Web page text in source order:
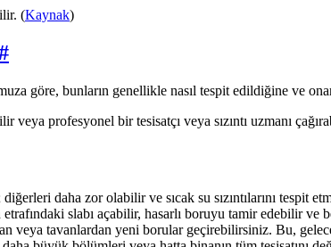
(Kaynak)
göre, bunların genellikle nasıl tespit edildiğine ve
profesyonel bir tesisatçı veya sızıntı uzmanı
diğerleri daha zor olabilir ve sıcak su sızıntılarını
etrafındaki slabı açabilir, hasarlı boruyu tamir edebilir
veya tavanlardan yeni borular geçirebilirsiniz. Bu,